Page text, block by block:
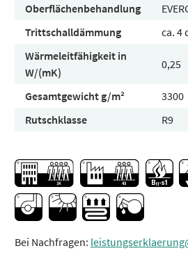
Oberflächenbehandlung
Trittschalldämmung
ca. 4
Wärmeleitfähigkeit in
W/(mK)
0,25
Gesamtgewicht g/m²
3300
Rutschklasse
R9
Bei Nachfragen: